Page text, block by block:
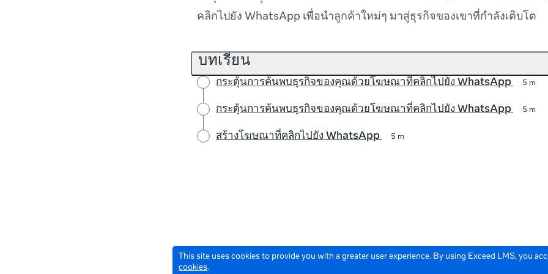
This site uses cookies to provide you with a greater user experience. By using Exceed LMS, you
cookies.
คลิกไปยัง WhatsApp เพื่อนำลูกค้าใหม่ๆ มาสู่ธุรกิจของเขาที่กำลังเติบโต
บทเรียน
กระตุ้นการค้นพบธุรกิจของคุณด้วยโฆษณาที่คลิกไปยัง WhatsApp 5 m
กระตุ้นการค้นพบธุรกิจของคุณด้วยโฆษณาที่คลิกไปยัง WhatsApp 5 m
สร้างโฆษณาที่คลิกไปยัง WhatsApp 5 m